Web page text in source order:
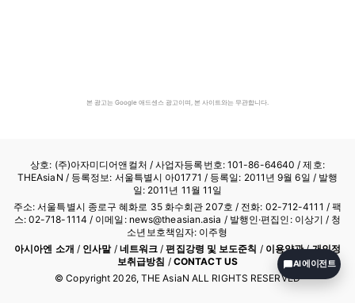
본 광고는 Google 애드센스 광고이며, 본 사이트와는 무관합니다.
상호: (주)아자미디어앤컬처 /사업자등록번호: 101-86-64640 / 제호:
THEAsiaN / 등록정보: 서울특별시 아01771 / 등록일: 2011년 9월 6일 / 발행
일: 2011년 11월 11일
주소: 서울특별시 종로구 혜화로 35 화수회관 207호 / 전화: 02-712-4111 / 팩
스: 02-718-1114 / 이메일: news@theasian.asia / 발행인·편집인: 이상기 / 청
소년보호책임자: 이주형
아시아엔 소개 / 인사말/ 네트워크 /편집강령 및 보도준칙 / 이용약관/개인정
보취급방침 / CONTACT US
© Copyright 2026, THE AsiaN ALL RIGHTS RESERVED
AI 에이전트